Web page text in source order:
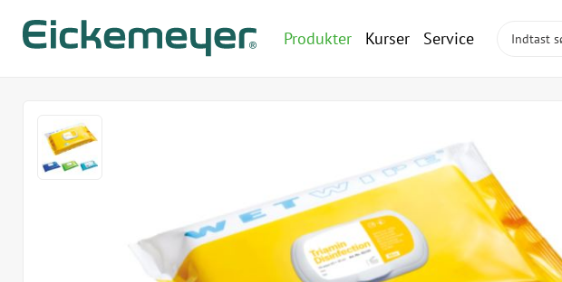
Produkter Kurser Service